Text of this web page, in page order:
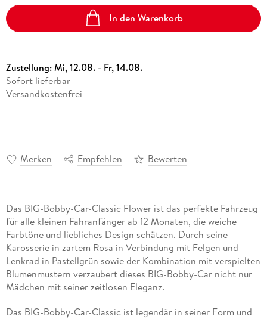
In den Warenkorb
Zustellung:Mi, 12.08. - Fr, 14.08.
Sofort lieferbar
Versandkostenfrei
Merken Empfehlen Bewerten
Das BIG-Bobby-Car-Classic Flower ist das perfekte Fahrzeug
für alle kleinen Fahranfänger ab 12 Monaten, die weiche
Farbtöne und liebliches Design schätzen. Durch seine
Karosserie in zartem Rosa in Verbindung mit Felgen und
Lenkrad in Pastellgrün sowie der Kombination mit verspielten
Blumenmustern verzaubert dieses BIG-Bobby-Car nicht nur
Mädchen mit seiner zeitlosen Eleganz.
Das BIG-Bobby-Car-Classic ist legendär in seiner Form und